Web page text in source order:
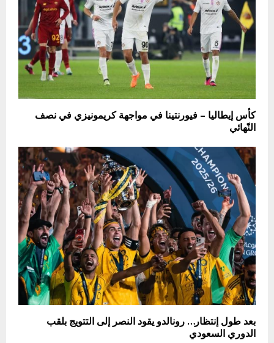
كأس إيطاليا – فيورنتينا في مواجهة كريمونيزي في نصف
النّهائي
بعد طول إنتظار… رونالدو يقود النصر إلى التتويج بلقب
الدوري السعودي